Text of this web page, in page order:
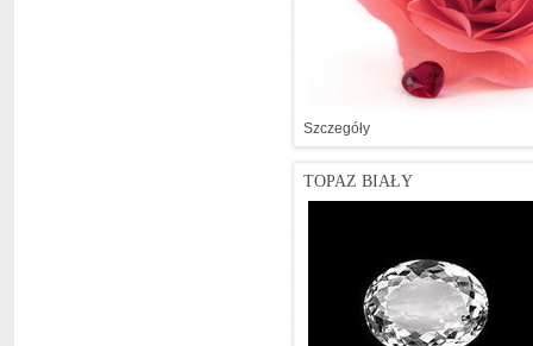
Szczegóły
TOPAZ BIAŁY